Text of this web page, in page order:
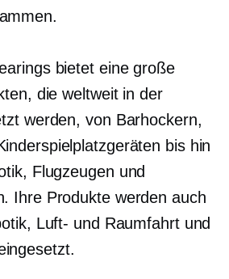
bietet eine große
die weltweit in der
werden, von Barhockern,
bis hin
Flugzeugen und
Ihre Produkte werden auch
Luft- und Raumfahrt und